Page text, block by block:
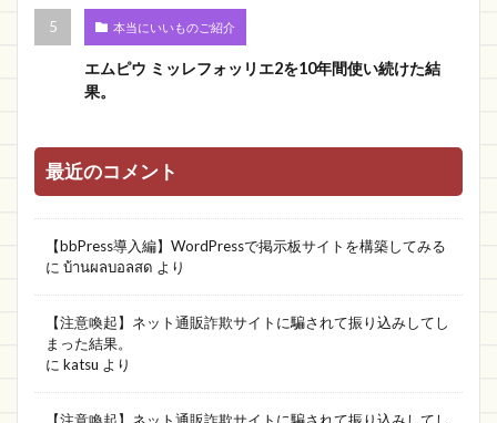
本当にいいものご紹介
エムピウ ミッレフォッリエ2を10年間使い続けた結
果。
最近のコメント
【bbPress導入編】WordPressで掲示板サイトを構築してみる
に บ้านผลบอลสด より
【注意喚起】ネット通販詐欺サイトに騙されて振り込みしてし
まった結果。
に katsu より
【注意喚起】ネット通販詐欺サイトに騙されて振り込みしてし